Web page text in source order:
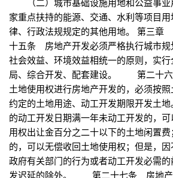
家重点扶持的能源、交通、水利等项
律、行政法规规定的其他用地。 第
十五条 房地产开发必须严格执行城市规
社会效益、环境效益相统一的原则，实
局、综合开发、配套建设。 第二十
土地使用权进行房地产开发的，必须按
约定的土地用途、动工开发期限开发土
的动工开发日期满一年未动工开发的，
用权出让金百分之二十以下的土地闲置
的，可以无偿收回土地使用权；但是，因
政府有关部门的行为或者动工开发必需
发迟延的除外。 第二十七条 房地产